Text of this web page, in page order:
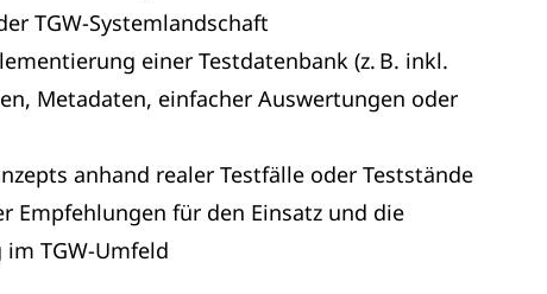
TGW‑Systemlandschaft
einer Testdatenbank (z. B. inkl.
Metadaten, einfacher Auswertungen oder
anhand realer Testfälle oder Teststände
Empfehlungen für den Einsatz und die
TGW‑Umfeld